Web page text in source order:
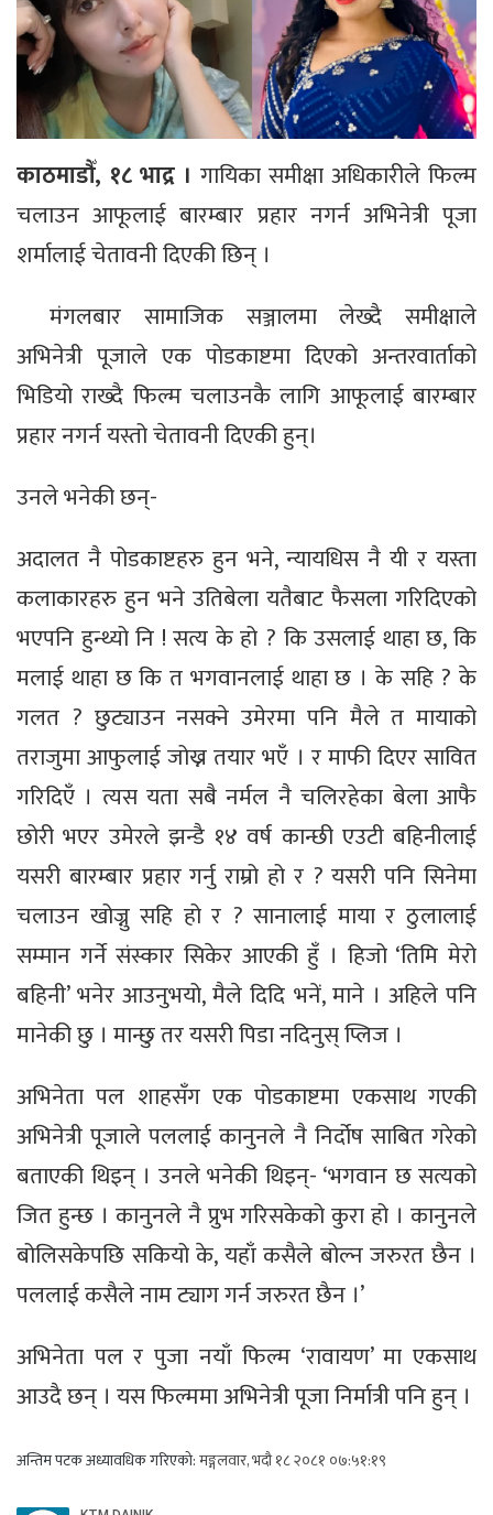
काठमाडौँ, १८ भाद्र । गायिका समीक्षा अधिकारीले फिल्म
चलाउन आफूलाई बारम्बार प्रहार नगर्न अभिनेत्री पूजा
शर्मालाई चेतावनी दिएकी छिन् ।
मंगलबार सामाजिक सञ्जालमा लेख्दै समीक्षाले
अभिनेत्री पूजाले एक पोडकाष्टमा दिएको अन्तरवार्ताको
भिडियो राख्दै फिल्म चलाउनकै लागि आफूलाई बारम्बार
प्रहार नगर्न यस्तो चेतावनी दिएकी हुन्।
उनले भनेकी छन्-
अदालत नै पोडकाष्टहरु हुन भने, न्यायधिस नै यी र यस्ता
कलाकारहरु हुन भने उतिबेला यतैबाट फैसला गरिदिएको
भएपनि हुन्थ्यो नि ! सत्य के हो ? कि उसलाई थाहा छ, कि
मलाई थाहा छ कि त भगवानलाई थाहा छ । के सहि ? के
गलत ? छुट्याउन नसक्ने उमेरमा पनि मैले त मायाको
तराजुमा आफुलाई जोख्न तयार भएँ । र माफी दिएर सावित
गरिदिएँ । त्यस यता सबै नर्मल नै चलिरहेका बेला आफै
छोरी भएर उमेरले झन्डै १४ वर्ष कान्छी एउटी बहिनीलाई
यसरी बारम्बार प्रहार गर्नु राम्रो हो र ? यसरी पनि सिनेमा
चलाउन खोज्नु सहि हो र ? सानालाई माया र ठुलालाई
सम्मान गर्ने संस्कार सिकेर आएकी हुँ । हिजो ‘तिमि मेरो
बहिनी’ भनेर आउनुभयो, मैले दिदि भनें, माने । अहिले पनि
मानेकी छु । मान्छु तर यसरी पिडा नदिनुस् प्लिज ।
अभिनेता पल शाहसँग एक पोडकाष्टमा एकसाथ गएकी
अभिनेत्री पूजाले पललाई कानुनले नै निर्दोष साबित गरेको
बताएकी थिइन् । उनले भनेकी थिइन्- ‘भगवान छ सत्यको
जित हुन्छ । कानुनले नै प्रुभ गरिसकेको कुरा हो । कानुनले
बोलिसकेपछि सकियो के, यहाँ कसैले बोल्न जरुरत छैन ।
पललाई कसैले नाम ट्याग गर्न जरुरत छैन ।’
अभिनेता पल र पुजा नयाँ फिल्म ‘रावायण’ मा एकसाथ
आउदै छन् । यस फिल्ममा अभिनेत्री पूजा निर्मात्री पनि हुन् ।
अन्तिम पटक अध्यावधिक गरिएको:मङ्गलवार, भदौ १८ २०८१ ०७:५१:१९